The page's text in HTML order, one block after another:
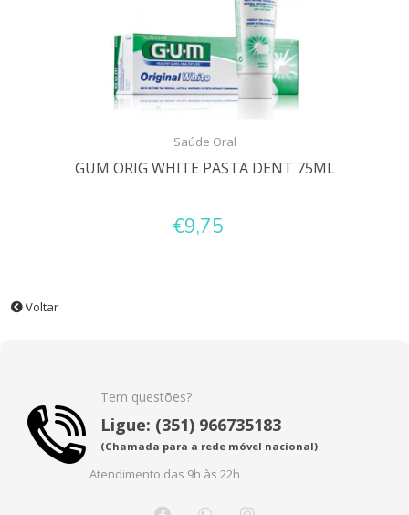
Saúde Oral
GUM ORIG WHITE PASTA DENT 75ML
€9,75
Voltar
Tem questões?
Ligue: (351) 966735183
(Chamada para a rede móvel nacional)
Atendimento das 9h às 22h